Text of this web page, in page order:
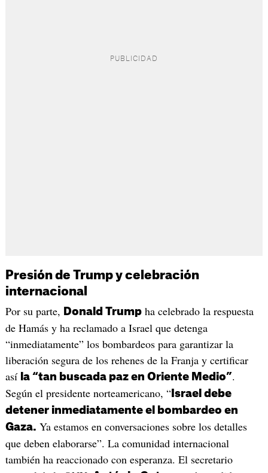
Presión de Trump y celebración
internacional
Por su parte, Donald Trumpha celebrado la respuesta
de Hamás y ha reclamado a Israel que detenga
“inmediatamente” los bombardeos para garantizar la
liberación segura de los rehenes de la Franja y certificar
así la “tan buscada paz en Oriente Medio”.
Según el presidente norteamericano, “Israel debe
detener inmediatamente el bombardeo en
Gaza. Ya estamos en conversaciones sobre los detalles
que deben elaborarse”. La comunidad internacional
también ha reaccionado con esperanza. El secretario